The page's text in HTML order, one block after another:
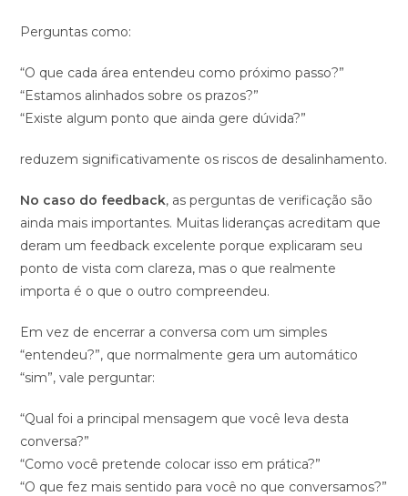
Perguntas como:
“O que cada área entendeu como próximo passo?”
“Estamos alinhados sobre os prazos?”
“Existe algum ponto que ainda gere dúvida?”
reduzem significativamente os riscos de desalinhamento.
No caso do feedback, as perguntas de verificação são
ainda mais importantes. Muitas lideranças acreditam que
deram um feedback excelente porque explicaram seu
ponto de vista com clareza, mas o que realmente
importa é o que o outro compreendeu.
Em vez de encerrar a conversa com um simples
“entendeu?”, que normalmente gera um automático
“sim”, vale perguntar:
“Qual foi a principal mensagem que você leva desta
conversa?”
“Como você pretende colocar isso em prática?”
“O que fez mais sentido para você no que conversamos?”